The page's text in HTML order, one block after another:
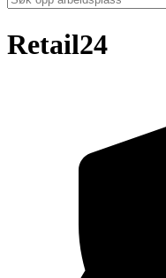
Retail24